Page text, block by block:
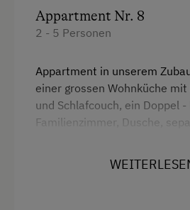
Appartment Nr. 8
2 - 5 Personen
Appartment in unserem
einer grossen Wohnküche mit
und Schlafcouch, ein Doppel -
Familienzimmer, Dusche,